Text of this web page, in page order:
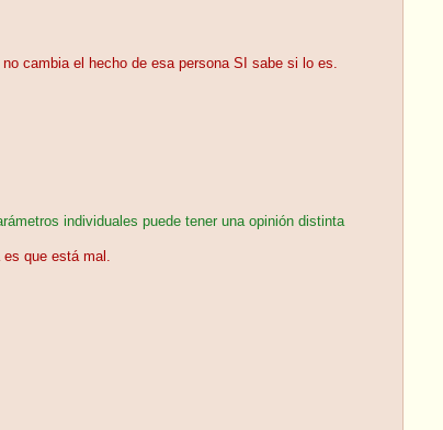
cambia el hecho de esa persona SI sabe si lo es.
individuales puede tener una opinión distinta
es que está mal.